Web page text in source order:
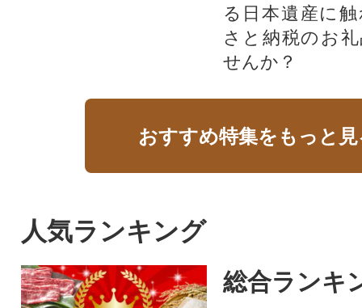
る日本遺産に
さと納税のお
せんか？​​​
おすすめ特集をもっと
人気ランキング
総合ランキ